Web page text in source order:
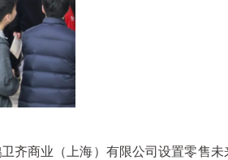
齐商业（上海）有限公司设置零售未